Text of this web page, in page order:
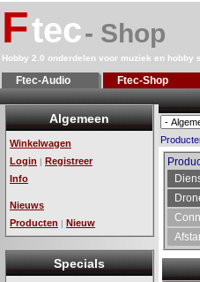
Ftec- Shop
Hobby 2.0 onderdelen voor muziek en hobby
Ftec-Audio Ftec-Shop
Algemeen
Winkelwagen
Login | Registreer
Info
Nieuws
Producten | Nieuw
Specials